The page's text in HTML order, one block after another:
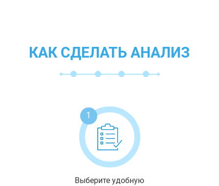
КАК СДЕЛАТЬ АНАЛИЗ
1
Выберите удобную